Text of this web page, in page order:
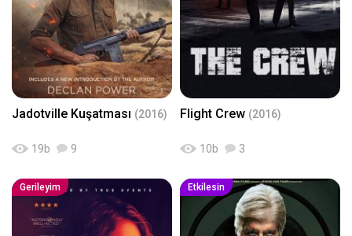
Jadotville Kuşatması (2016)
19b 9
Flight Crew (2016)
10b 3
Gerileyim Etkilesin